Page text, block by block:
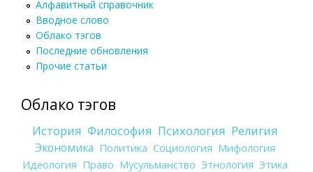
Алфавитный справочник
Вводное слово
Облако тэгов
Последние обновления
Прочие статьи
Облако тэгов
История Философия Психология Религия
Экономика Политика Социология Мифология
Идеология Право Мусульманство Этнология Этика